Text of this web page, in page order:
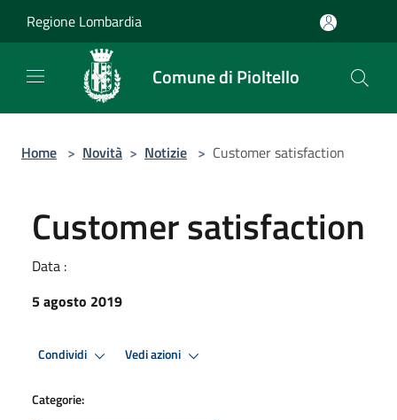
Regione Lombardia
Comune di Pioltello
Home > Novità > Notizie > Customer satisfaction
Customer satisfaction
Data :
5 agosto 2019
Condividi Vedi azioni
Categorie: